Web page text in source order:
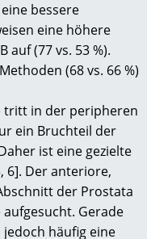
bessere
eine höhere
auf (77 vs. 53 %).
(68 vs. 66 %)
tritt in der peripheren
ein Bruchteil der
ist eine gezielte
6]. Der anteriore,
der Prostata
Gerade
häufig eine